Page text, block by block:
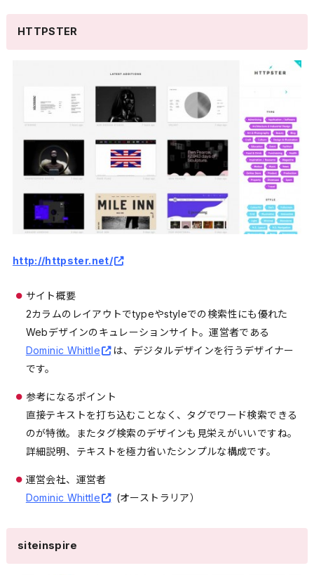
HTTPSTER
http://httpster.net/
サイト概要
2カラムのレイアウトでtypeやstyleでの検索性にも優れた
Webデザインのキュレーションサイト。運営者である
Dominic Whittle
は、デジタルデザインを行うデザイナー
です。
参考になるポイント
直接テキストを打ち込むことなく、タグでワード検索できる
のが特徴。またタグ検索のデザインも見栄えがいいですね。
詳細説明、テキストを極力省いたシンプルな構成です。
運営会社、運営者
Dominic Whittle
(オーストラリア）
siteinspire